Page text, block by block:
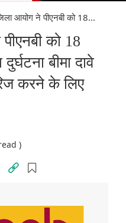
आयोग ने पीएनबी को 18...
को 18
बीमा दावे
करने के लिए
)